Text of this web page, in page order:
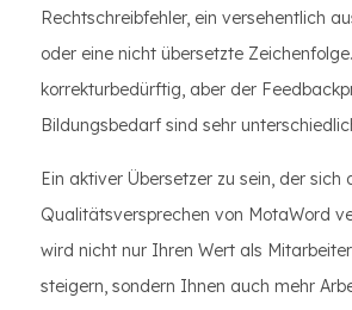
Rechtschreibfehler, ein versehentlich
oder eine nicht übersetzte
korrekturbedürftig, aber der
Bildungsbedarf sind sehr
Ein aktiver Übersetzer zu sein, der sich
Qualitätsversprechen von MotaWord
wird nicht nur Ihren Wert als
steigern, sondern Ihnen auch mehr